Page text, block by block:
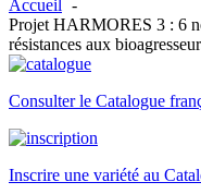
Accueil
Projet HARMORES 3 : 6
résistances aux
Consulter le Catalogue
Inscrire une variété au